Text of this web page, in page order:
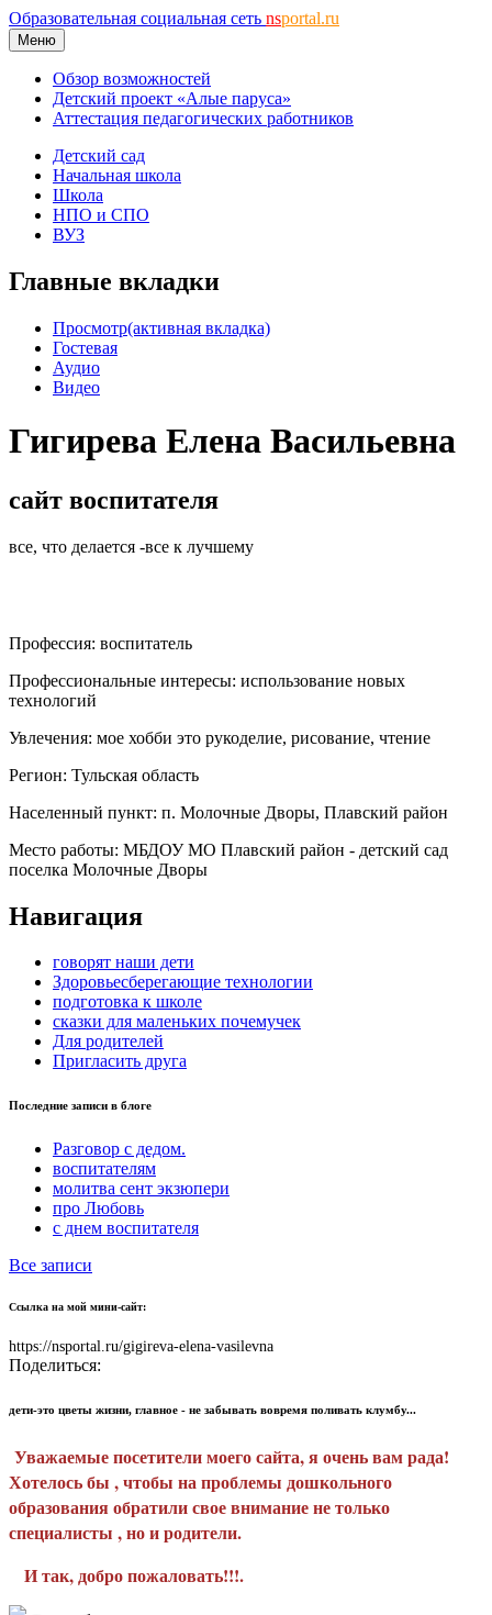
Образовательная социальная сеть nsportal.ru
Меню
Обзор возможностей
Детский проект «Алые паруса»
Аттестация педагогических работников
Детский сад
Начальная школа
Школа
НПО и СПО
ВУЗ
Главные вкладки
Просмотр(активная вкладка)
Гостевая
Аудио
Видео
Гигирева Елена Васильевна
сайт воспитателя
все, что делается -все к лучшему
Профессия: воспитатель
Профессиональные интересы: использование новых
технологий
Увлечения: мое хобби это рукоделие, рисование, чтение
Регион: Тульская область
Населенный пункт: п. Молочные Дворы, Плавский район
Место работы: МБДОУ МО Плавский район - детский сад
поселка Молочные Дворы
Навигация
говорят наши дети
Здоровьесберегающие технологии
подготовка к школе
сказки для маленьких почемучек
Для родителей
Пригласить друга
Последние записи в блоге
Разговор с дедом.
воспитателям
молитва сент экзюпери
про Любовь
с днем воспитателя
Все записи
Ссылка на мой мини-сайт:
https://nsportal.ru/gigireva-elena-vasilevna
Поделиться:
дети-это цветы жизни, главное - не забывать вовремя поливать клумбу...
Уважаемые посетители моего сайта, я очень вам рада!
Хотелось бы , чтобы на проблемы дошкольного
образования обратили свое внимание не только
специалисты , но и родители.
И так, добро пожаловать!!!.